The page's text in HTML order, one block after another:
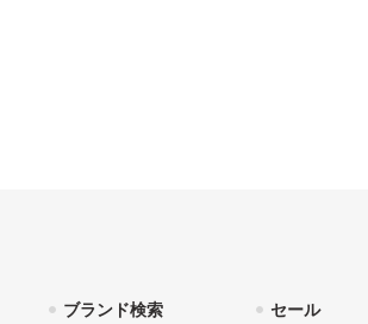
ブランド検索
セール